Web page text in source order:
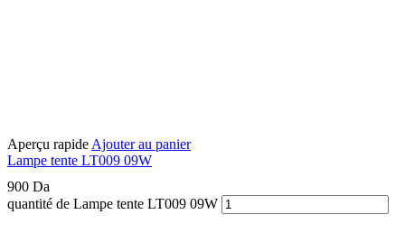
Aperçu rapide Ajouter au panier
Lampe tente LT009 09W
900 Da
quantité de Lampe tente LT009 09W